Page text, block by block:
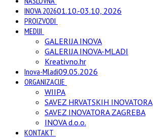
INOVA 202601.10.-03.10, 2026
PROIZVODI
MEDIJI
GALERIJA INOVA
GALERIJA INOVA-MLADI
Kreativno.hr
Inova-Mladi09.05.2026
ORGANIZACIJE
WIIPA
SAVEZ HRVATSKIH INOVATORA
SAVEZ INOVATORA ZAGREBA
INOVA d.o.o.
KONTAKT